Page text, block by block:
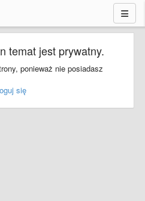
temat jest prywatny.
ponieważ nie posiadasz
się